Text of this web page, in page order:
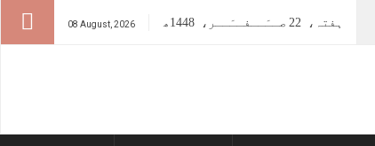
08 August, 2026 ہفتہ، 22 صــَــفــَــر، 1448ھ